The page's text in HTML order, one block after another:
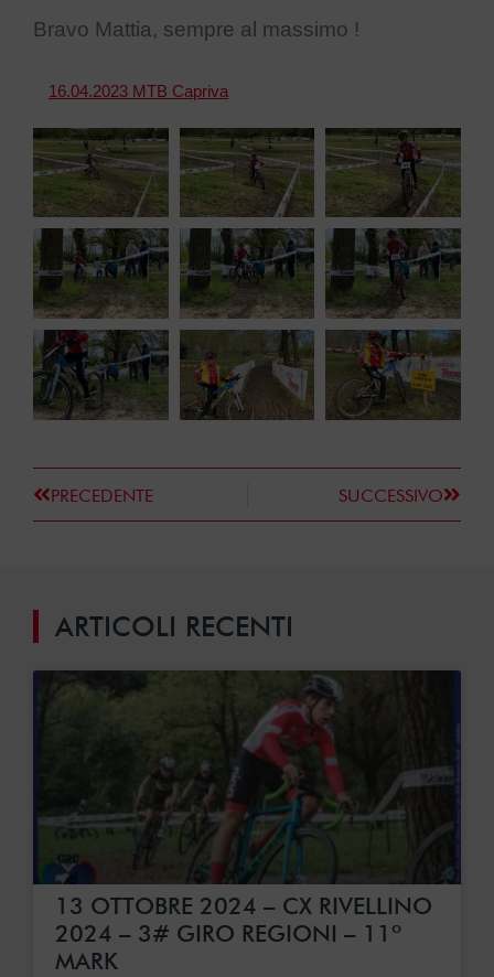
Bravo Mattia, sempre al massimo !
16.04.2023 MTB Capriva
PRECEDENTE SUCCESSIVO
ARTICOLI RECENTI
13 OTTOBRE 2024 – CX RIVELLINO
2024 – 3# GIRO REGIONI – 11º
MARK